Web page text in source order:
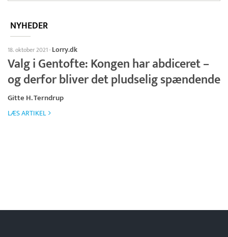
NYHEDER
18. oktober 2021· Lorry.dk
Valg i Gentofte: Kongen har abdiceret –
og derfor bliver det pludselig spændende
Gitte H. Terndrup
LÆS ARTIKEL